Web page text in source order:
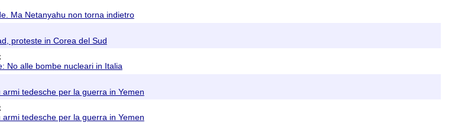
Ma Netanyahu non torna indietro
proteste in Corea del Sud
No alle bombe nucleari in Italia
tedesche per la guerra in Yemen
tedesche per la guerra in Yemen